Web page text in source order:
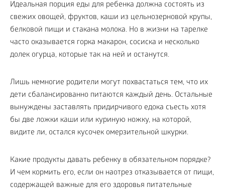
Идеальная порция еды для ребенка должна состоять из
свежих овощей, фруктов, каши из цельнозерновой крупы,
белковой пищи и стакана молока. Но в жизни на тарелке
часто оказывается горка макарон, сосиска и несколько
долек огурца, которые так на ней и останутся.
Лишь немногие родители могут похвастаться тем, что их
дети сбалансированно питаются каждый день. Остальные
вынуждены заставлять придирчивого едока съесть хотя
бы две ложки каши или куриную ножку, на которой,
видите ли, остался кусочек омерзительной шкурки.
Какие продукты давать ребенку в обязательном порядке?
И чем кормить его, если он наотрез отказывается от пищи,
содержащей важные для его здоровья питательные